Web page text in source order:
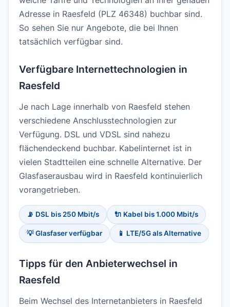
Adresse in Raesfeld (PLZ 46348) buchbar sind.
So sehen Sie nur Angebote, die bei Ihnen
tatsächlich verfügbar sind.
Verfügbare Internettechnologien in
Raesfeld
Je nach Lage innerhalb von Raesfeld stehen
verschiedene Anschlusstechnologien zur
Verfügung. DSL und VDSL sind nahezu
flächendeckend buchbar. Kabelinternet ist in
vielen Stadtteilen eine schnelle Alternative. Der
Glasfaserausbau wird in Raesfeld kontinuierlich
vorangetrieben.
📡 DSL bis 250 Mbit/s 🔌 Kabel bis 1.000 Mbit/s
💡 Glasfaser verfügbar 📱 LTE/5G als Alternative
Tipps für den Anbieterwechsel in
Raesfeld
Beim Wechsel des Internetanbieters in Raesfeld